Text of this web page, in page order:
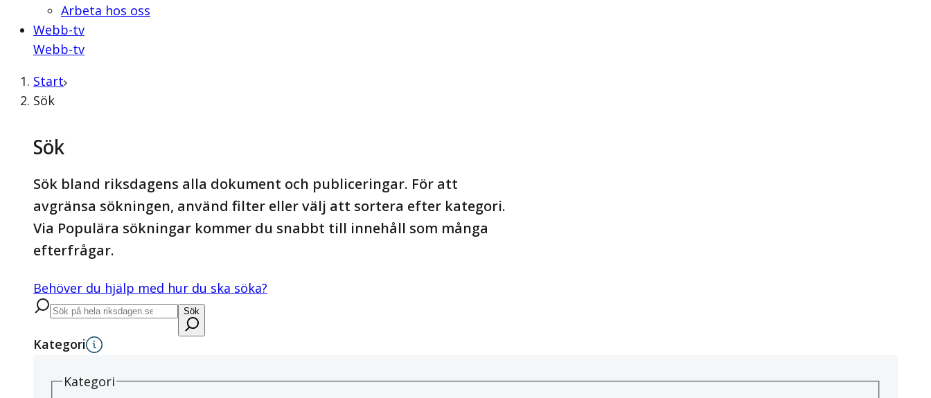
Arbeta hos oss
Webb-tv
Webb-tv
Start
Sök
Sök
Sök bland riksdagens alla dokument och publiceringar. För att
avgränsa sökningen, använd filter eller välj att sortera efter kategori.
Via Populära sökningar kommer du snabbt till innehåll som många
efterfrågar.
Behöver du hjälp med hur du ska söka?
Sök
Kategori
Kategori